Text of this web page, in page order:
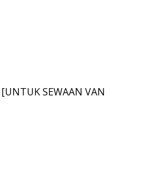
SEWAAN VAN